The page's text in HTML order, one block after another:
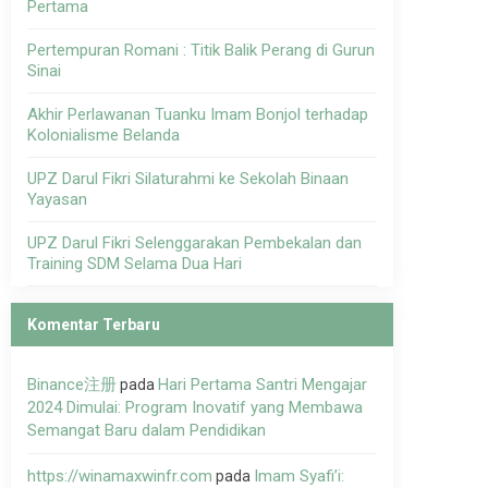
Pertama
Pertempuran Romani : Titik Balik Perang di Gurun
Sinai
Akhir Perlawanan Tuanku Imam Bonjol terhadap
Kolonialisme Belanda
UPZ Darul Fikri Silaturahmi ke Sekolah Binaan
Yayasan
UPZ Darul Fikri Selenggarakan Pembekalan dan
Training SDM Selama Dua Hari
Komentar Terbaru
Binance注册pada Hari Pertama Santri Mengajar
2024 Dimulai: Program Inovatif yang Membawa
Semangat Baru dalam Pendidikan
https://winamaxwinfr.com pada Imam Syafi’i: